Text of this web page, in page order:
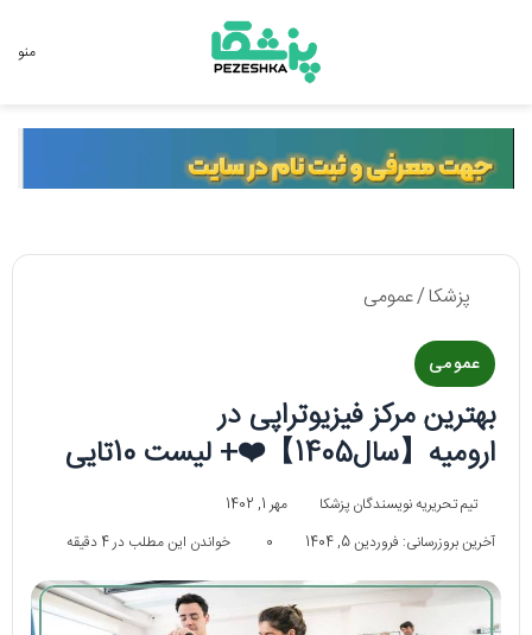
منو
پزشکا/عمومی
عمومی
بهترین مرکز فیزیوتراپی در
ارومیه【سال1405】❤️+ لیست 10تایی
تیم تحریریه نویسندگان پزشکا
مهر 1, 1402
آخرین بروزرسانی: فروردین 5, 1404
0 خواندن این مطلب در 4 دقیقه